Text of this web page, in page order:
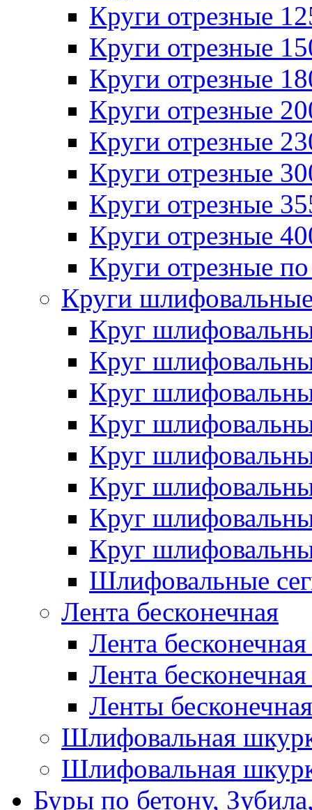
Круги отрезные
Круги отрезные
Круги отрезные
Круги отрезные
Круги отрезные
Круги отрезные
Круги отрезные
Круги отрезные
Круги отрезные
Круги
Круг
Круг
Круг
Круг
Круг
Круг
Круг
Круг
Шлифовальные
Лента бесконечная
Лента
Лента
Ленты
Шлифовальная
Шлифовальная
Буры по бетону,